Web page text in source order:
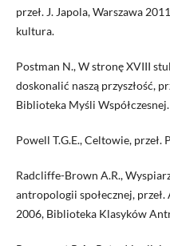
przeł. J. Japola, Warszawa
kultura.
Postman N., W stronę XVIII
doskonalić naszą przyszłość,
Biblioteka Myśli Współczesnej.
Powell T.G.E., Celtowie, przeł.
Radcliffe-Brown A.R.,
antropologii społecznej,
2006, Biblioteka Klasyków